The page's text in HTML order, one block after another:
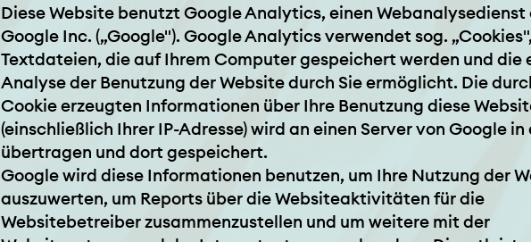
Diese Website benutzt Google Analytics, einen Webanalysedienst
Google Inc. („Google"). Google Analytics verwendet sog.
Textdateien, die auf Ihrem Computer gespeichert werden und die
Analyse der Benutzung der Website durch Sie ermöglicht. Die
Cookie erzeugten Informationen über Ihre Benutzung diese
(einschließlich Ihrer IP-Adresse) wird an einen Server von Google in
übertragen und dort gespeichert.
Google wird diese Informationen benutzen, um Ihre Nutzung der
auszuwerten, um Reports über die Websiteaktivitäten für die
Websitebetreiber zusammenzustellen und um weitere mit der